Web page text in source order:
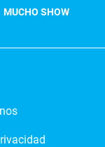
MUCHO SHOW